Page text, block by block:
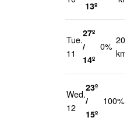
13º
Tue.
11
27º
/
14º
0%
20
km/h
Wed.
12
23º
/
15º
100%